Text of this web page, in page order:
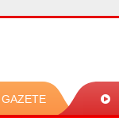
GAZETE